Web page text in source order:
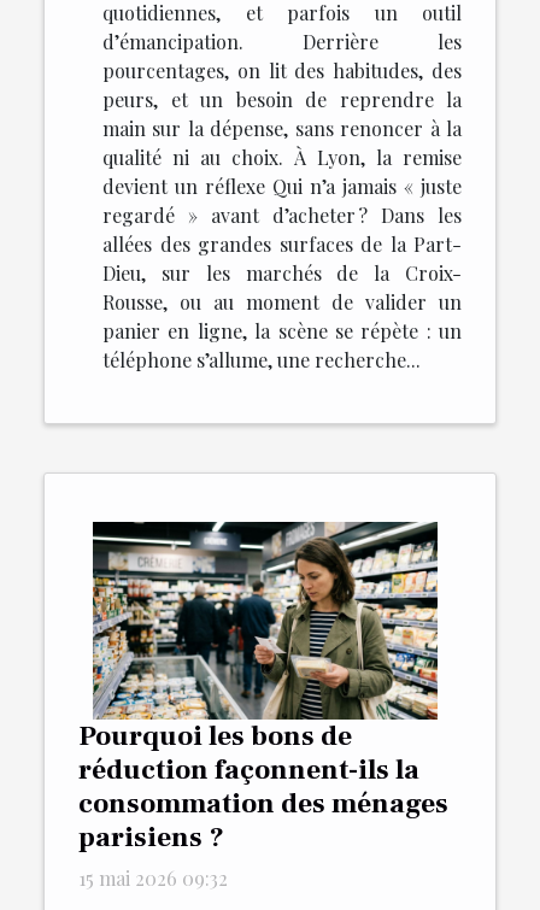
quotidiennes, et parfois un outil
d’émancipation. Derrière les
pourcentages, on lit des habitudes, des
peurs, et un besoin de reprendre la
main sur la dépense, sans renoncer à la
qualité ni au choix. À Lyon, la remise
devient un réflexe Qui n’a jamais « juste
regardé » avant d’acheter ? Dans les
allées des grandes surfaces de la Part-
Dieu, sur les marchés de la Croix-
Rousse, ou au moment de valider un
panier en ligne, la scène se répète : un
téléphone s’allume, une recherche...
Pourquoi les bons de
réduction façonnent-ils la
consommation des ménages
parisiens ?
15 mai 2026 09:32